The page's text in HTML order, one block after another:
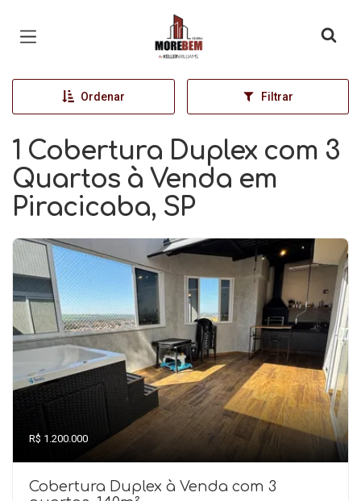
Página inicial
Ordenar Filtrar
1 Cobertura Duplex com 3
Quartos à Venda em
Piracicaba, SP
R$ 1.200.000
Cobertura Duplex à Venda com 3